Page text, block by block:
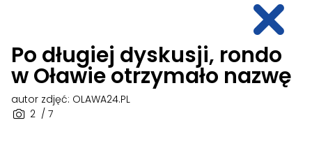
Po długiej dyskusji, rondo
w Oławie otrzymało nazwę
2 / 7
autor zdjęć: OLAWA24.PL